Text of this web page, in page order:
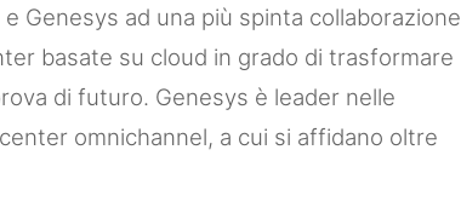
Genesys ad una più spinta collaborazione
basate su cloud in grado di trasformare
di futuro. Genesys è leader nelle
omnichannel, a cui si affidano oltre